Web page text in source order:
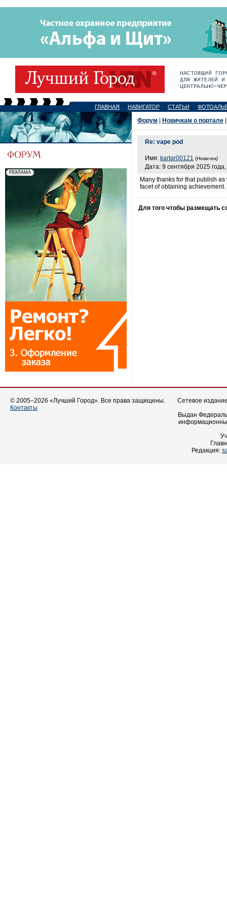
ГЛАВНАЯ НАВИГАТОР СТАТЬИ
Форум Новичкам о портале
Re: vape pod
Имя: kartar00121 (Новичок)
Дата: 9 сентября 2025
Many thanks for that publish
facet of obtaining achievement.
Для того чтобы размещать
© 2005–2026 «Лучший Город». Все права защищены.
Контакты
Сетевое
Выдан
Редакция: